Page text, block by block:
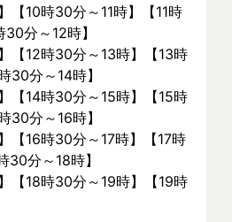
【10時30分～11時】【11時
分～12時】
【12時30分～13時】【13時
30分～14時】
【14時30分～15時】【15時
30分～16時】
【16時30分～17時】【17時
30分～18時】
【18時30分～19時】【19時